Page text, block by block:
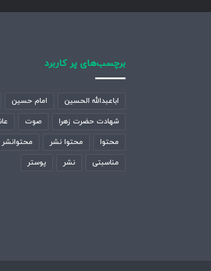
برچسب‌های پر کاربرد
اباعبدالله الحسین امام حسین
شهادت حضرت زهرا صوت
محتوا محتوا نشر محتوانشر
مناسبتی نشر پوستر